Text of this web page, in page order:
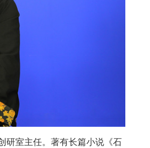
研室主任。著有长篇小说《石